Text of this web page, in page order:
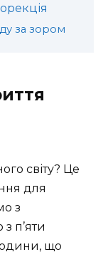
за зором
світу? Це
для
з
п’яти
що